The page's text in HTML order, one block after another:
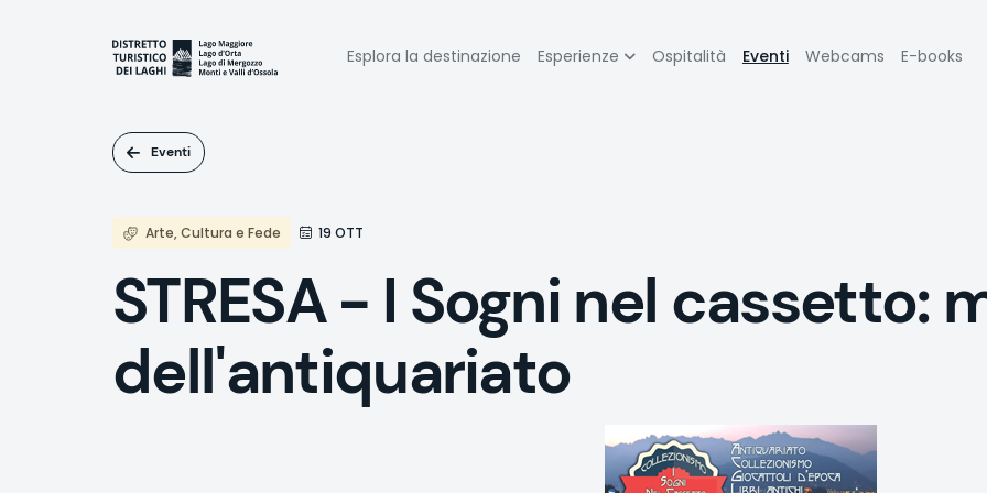
Navigazione
Esplora la destinazione Esperienze Ospitalità Eventi Webcams E-books
Eventi
Arte, Cultura e Fede 19 OTT
STRESA - I Sogni nel cassetto:
dell'antiquariato